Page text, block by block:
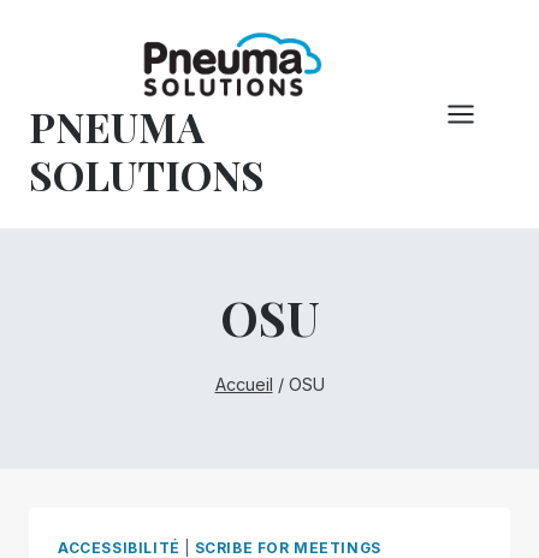
PNEUMA
SOLUTIONS
OSU
Accueil / OSU
ACCESSIBILITÉ SCRIBE FOR MEETINGS